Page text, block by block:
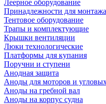
Леерное оборудование
Принадлежности для
Тентовое оборудование
Трапы и комплектующие
Крышки вентиляции
Люки технологические
Платформы для купания
Поручни и ступени
Анодная защита
Аноды для моторов и
Аноды на гребной вал
Аноды на корпус судна